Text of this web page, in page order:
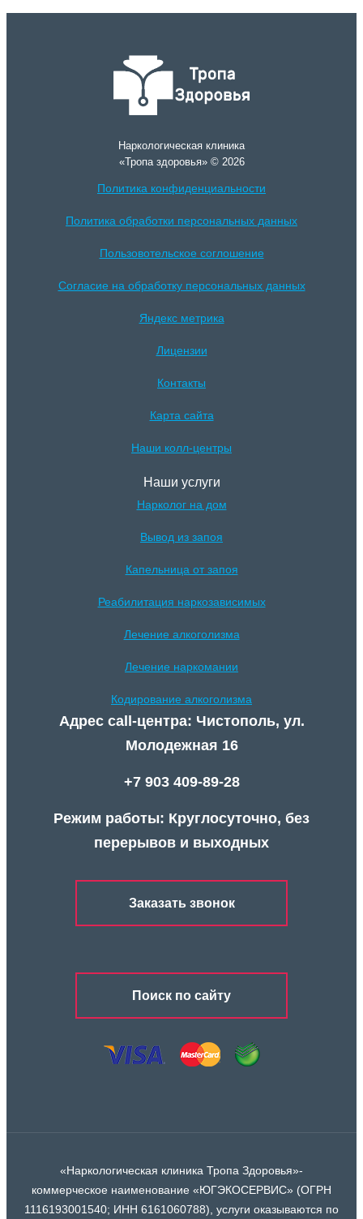
Наркологическая клиника
«Тропа здоровья» © 2026
Политика конфиденциальности
Политика обработки персональных данных
Пользовотельское соглошение
Согласие на обработку персональных данных
Яндекс метрика
Лицензии
Контакты
Карта сайта
Наши колл-центры
Наши услуги
Нарколог на дом
Вывод из запоя
Капельница от запоя
Реабилитация наркозависимых
Лечение алкоголизма
Лечение наркомании
Кодирование алкоголизма
Адрес call-центра: Чистополь, ул.
Молодежная 16
+7 903 409-89-28
Режим работы: Круглосуточно, без
перерывов и выходных
Заказать звонок
Поиск по сайту
«Наркологическая клиника Тропа Здоровья»-
коммерческое наименование «ЮГЭКОСЕРВИС» (ОГРН
1116193001540; ИНН 6161060788), услуги оказываются по